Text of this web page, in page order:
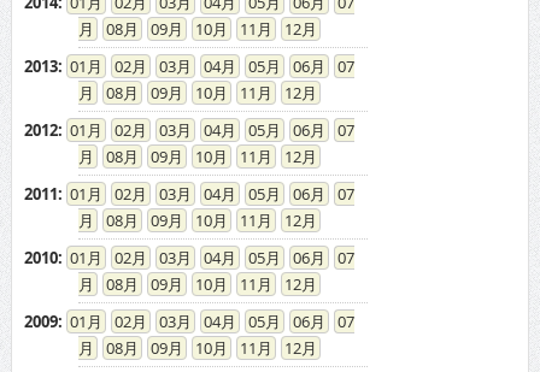
08
09 10 11
12
2013: 01 02 03 04 05 06
07
08
09 10 11
12
2012: 01 02 03 04 05 06
07
08
09 10 11
12
2011: 01 02 03 04 05 06
07
08
09 10 11
12
2010: 01 02 03 04 05 06
07
08
09 10 11
12
2009: 01 02 03 04 05 06
07
08
09 10 11
12